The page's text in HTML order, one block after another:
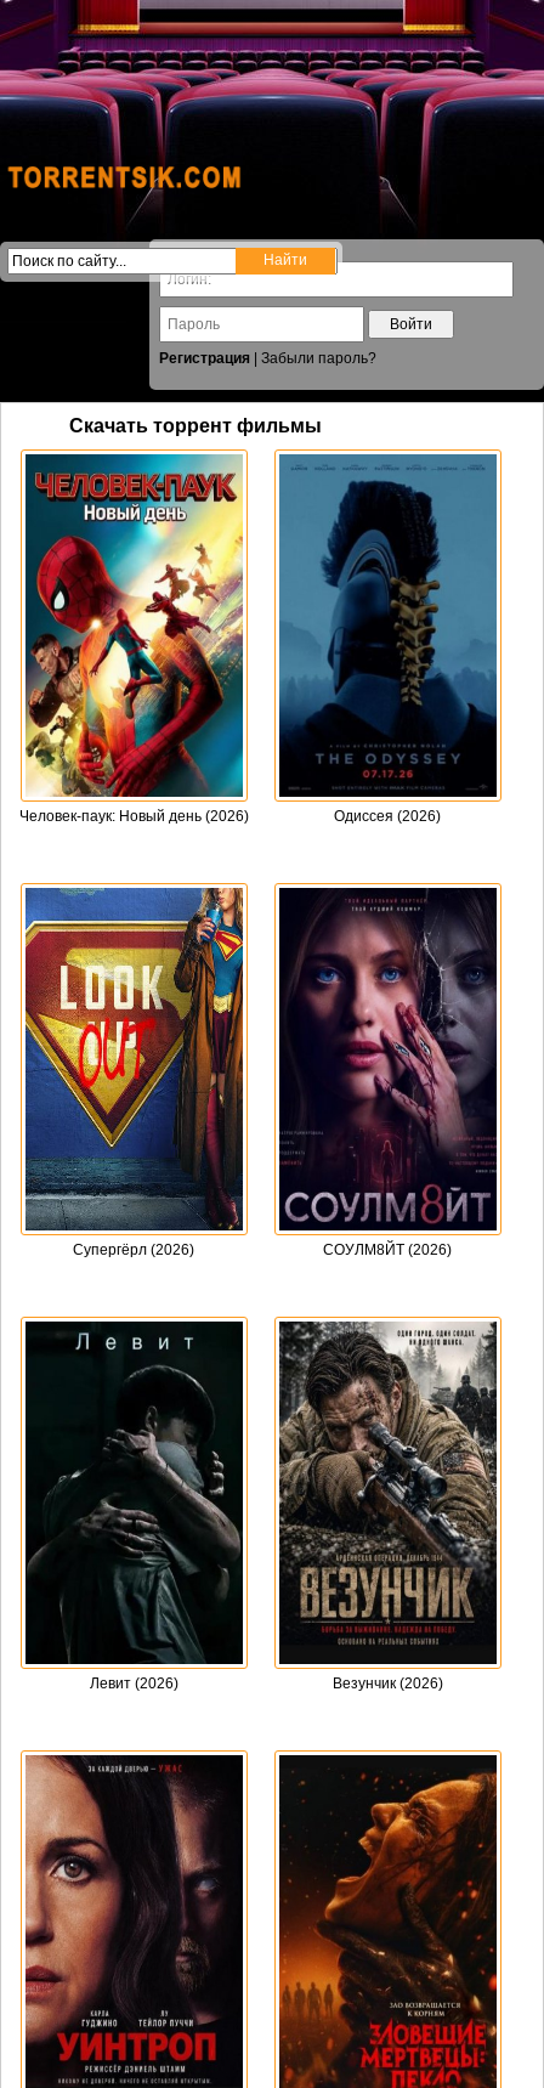
Войти
Регистрация
Забыли пароль?
Скачать торрент фильмы
Человек-паук: Новый день (2026) Одиссея (2026)
Супергёрл (2026) СОУЛМ8ЙТ (2026)
Левит (2026) Везунчик (2026)